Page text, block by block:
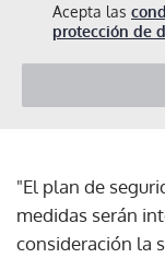
Acepta las
protección de
"El plan de
medidas serán
consideración la